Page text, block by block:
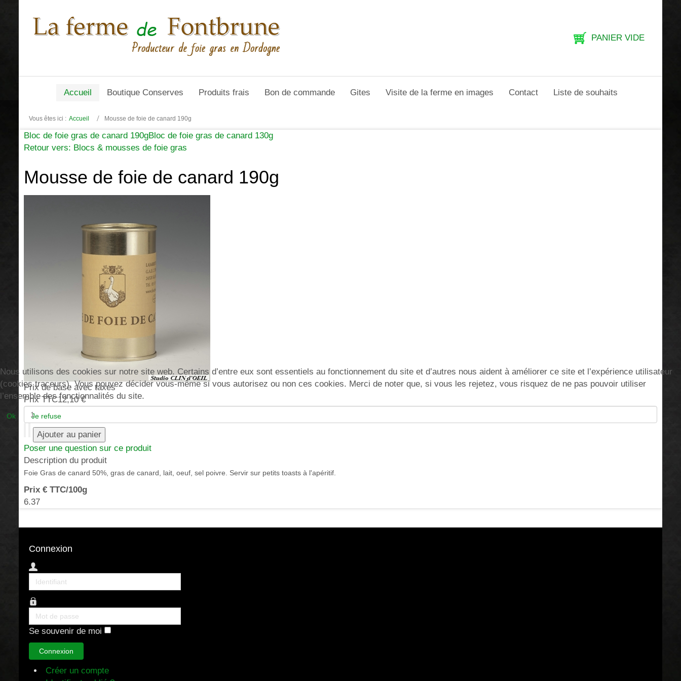
PANIER VIDE
Accueil Boutique Conserves Produits frais Bon de commande Gites Visite de la ferme en images Contact Liste de souhaits
Vous êtes ici : Accueil Mousse de foie de canard 190g
Bloc de foie gras de canard 190gBloc de foie gras de canard 130g
Retour vers: Blocs & mousses de foie gras
Mousse de foie de canard 190g
Prix de base avec taxes
Prix TTC12,10 €
Poser une question sur ce produit
Description du produit
Foie Gras de canard 50%, gras de canard, lait, oeuf, sel poivre. Servir sur petits toasts à l'apéritif.
Prix € TTC/100g
6.37
Connexion
Identifiant
Mot
de
Se souvenir de moi
Connexion
Créer un compte
Nous utilisons des cookies sur notre site web. Certains d’entre eux sont essentiels au fonctionnement du site et d’autres nous aident à améliorer ce site et l’expérience utilisateur
(cookies traceurs). Vous pouvez décider vous-même si vous autorisez ou non ces cookies. Merci de noter que, si vous les rejetez, vous risquez de ne pas pouvoir utiliser
l’ensemble des fonctionnalités du site.
Ok Je refuse